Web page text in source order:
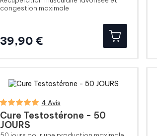
congestion maximale
39,90 €Prix
4 Avis
Cure Testostérone - 50
JOURS